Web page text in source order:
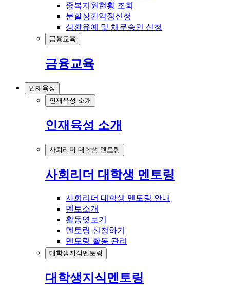
중복지원현황 조회
분할상환약정신청
상환유예 및 채무승인 신청
금융교육
금융교육
인재육성
인재육성 소개
인재육성 소개
사회리더 대학생 멘토링
사회리더 대학생 멘토링
사회리더 대학생 멘토링 안내
멘토소개
활동엿보기
멘토링 신청하기
멘토링 활동 관리
대학생지식멘토링
대학생지식멘토링